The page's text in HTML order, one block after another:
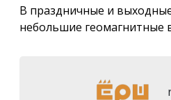
В праздничные и
небольшие геомагнитные